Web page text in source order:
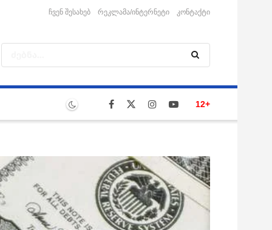
ჩვენ შესახებ რეკლამა/ინტერნეტი კონტაქტი
12+